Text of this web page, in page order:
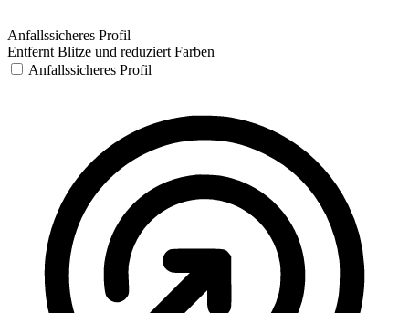
Anfallssicheres Profil
Entfernt Blitze und reduziert Farben
Anfallssicheres Profil